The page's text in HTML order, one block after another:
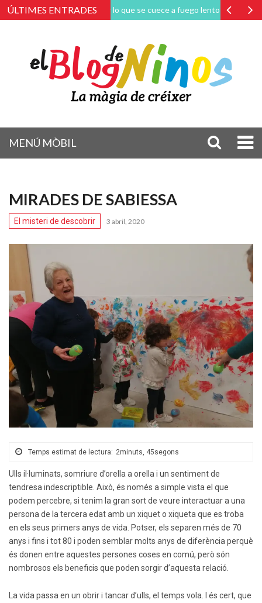
ÚLTIMES ENTRADESAmar lo que se cuece a fuego lento La magia
MENÚ MÒBIL
MIRADES DE SABIESSA
El misteri de descobrir 3 abril, 2020
Temps estimat de lectura: 2minuts, 45segons
Ulls il·luminats, somriure d’orella a orella i un sentiment de
tendresa indescriptible. Això, és només a simple vista el que
podem percebre, si tenim la gran sort de veure interactuar a una
persona de la tercera edat amb un xiquet o xiqueta que es troba
en els seus primers anys de vida. Potser, els separen més de 70
anys i fins i tot 80 i poden semblar molts anys de diferència perquè
és donen entre aquestes persones coses en comú, però són
nombrosos els beneficis que poden sorgir d’aquesta relació.
La vida passa en un obrir i tancar d’ulls, el temps vola. I és cert, que